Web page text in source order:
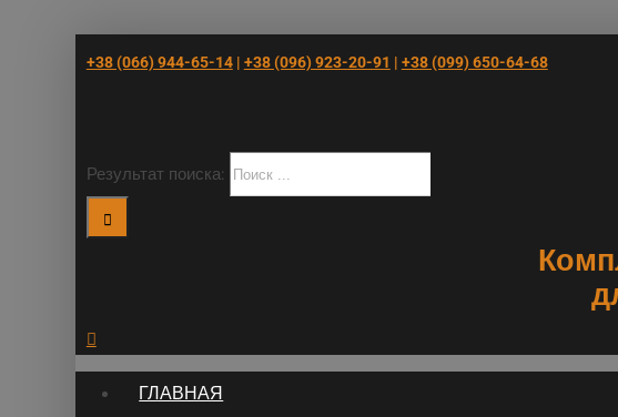
+38 (066) 944-65-14| +38 (096) 923-20-91 | +38 (‎099) 650-64-68
Результат поиска:
ГЛАВНАЯ